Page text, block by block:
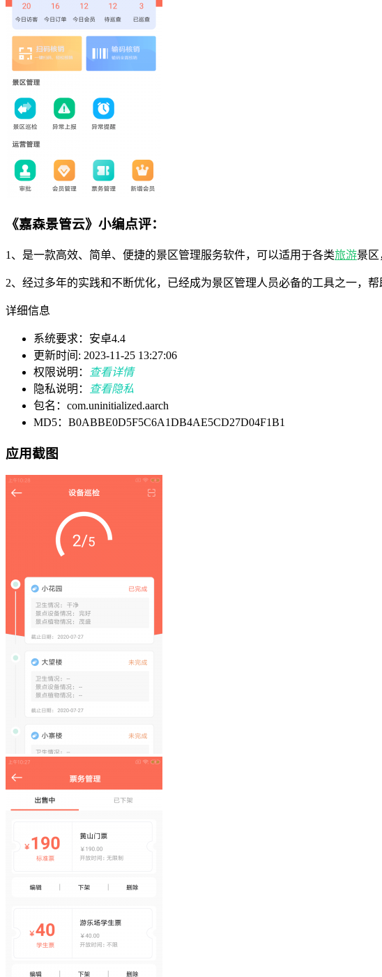
《嘉森景管云》小编点评：
1、是一款高效、简单、便捷的景区管理服务软件，可以适用于各类旅游景区
2、经过多年的实践和不断优化，已经成为景区管理人员必备的工具之一，
详细信息
系统要求：安卓4.4
更新时间: 2023-11-25 13:27:06
权限说明：
查看详情
隐私说明：
查看隐私
包名：com.uninitialized.aarch
MD5：B0ABBE0D5F5C6A1DB4AE5CD27D04F1B1
应用截图